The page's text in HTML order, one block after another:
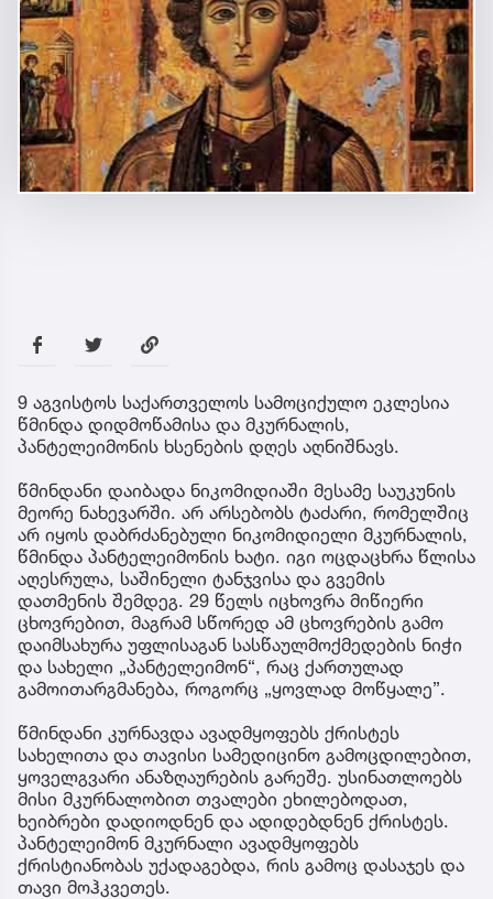
9 აგვისტოს საქართველოს სამოციქულო ეკლესია
წმინდა დიდმოწამისა და მკურნალის,
პანტელეიმონის ხსენების დღეს აღნიშნავს.
წმინდანი დაიბადა ნიკომიდიაში მესამე საუკუნის
მეორე ნახევარში. არ არსებობს ტაძარი, რომელშიც
არ იყოს დაბრძანებული ნიკომიდიელი მკურნალის,
წმინდა პანტელეიმონის ხატი. იგი ოცდაცხრა წლისა
აღესრულა, საშინელი ტანჯვისა და გვემის
დათმენის შემდეგ. 29 წელს იცხოვრა მიწიერი
ცხოვრებით, მაგრამ სწორედ ამ ცხოვრების გამო
დაიმსახურა უფლისაგან სასწაულმოქმედების ნიჭი
და სახელი „პანტელეიმონ“, რაც ქართულად
გამოითარგმანება, როგორც „ყოვლად მოწყალე”.
წმინდანი კურნავდა ავადმყოფებს ქრისტეს
სახელითა და თავისი სამედიცინო გამოცდილებით,
ყოველგვარი ანაზღაურების გარეშე. უსინათლოებს
მისი მკურნალობით თვალები ეხილებოდათ,
ხეიბრები დადიოდნენ და ადიდებდნენ ქრისტეს.
პანტელეიმონ მკურნალი ავადმყოფებს
ქრისტიანობას უქადაგებდა, რის გამოც დასაჯეს და
თავი მოჰკვეთეს.